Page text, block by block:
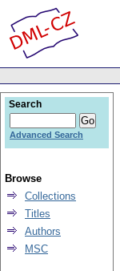
Search
Advanced Search
Browse
Collections
Titles
Authors
MSC